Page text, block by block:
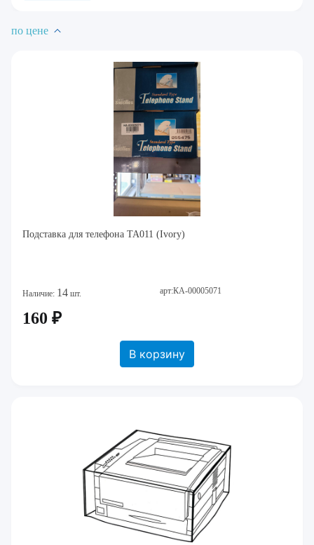
по цене
Подставка для телефона TA011 (Ivory)
Наличие: 14 шт. арт:КА-00005071
160 ₽
В корзину